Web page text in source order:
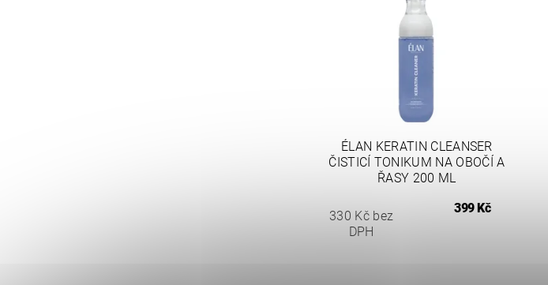
ÉLAN KERATIN CLEANSER
ČISTICÍ TONIKUM NA OBOČÍ A
ŘASY 200 ML
330 Kč bez
DPH
399 Kč